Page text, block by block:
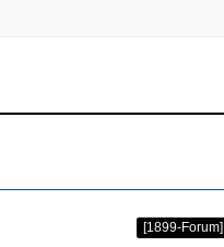
[1899-Forum]